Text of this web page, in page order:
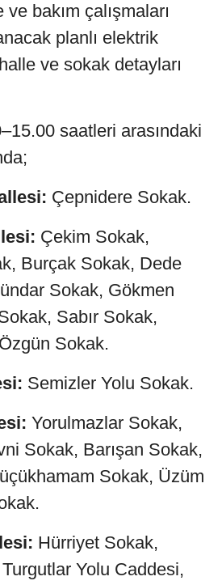
bakım çalışmaları
planlı elektrik
ve sokak detayları
saatleri arasındaki
Çepnidere Sokak.
Çekim Sokak,
Burçak Sokak, Dede
Sokak, Gökmen
Sabır Sokak,
Sokak.
Semizler Yolu Sokak.
Yorulmazlar Sokak,
Sokak, Barışan Sokak,
Sokak, Üzüm
Hürriyet Sokak,
Yolu Caddesi,